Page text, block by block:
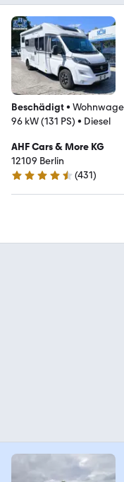
Beschädigt•
96 kW (131 PS) • Diesel
AHF Cars & More KG
12109 Berlin
4.5 Sterne
(431)